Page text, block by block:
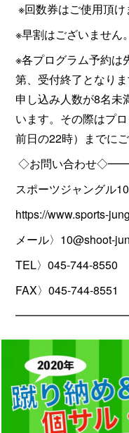
※回数券はご使用頂け
※早割はございません。
※各プログラム予約は
第、受付終了となり
申し込み人数が8名未
います。その際はプ
前日の22時）までにご
◇お問い合わ
スポーツジャングル10
https://www.sports-
メール〉10@shoot-
TEL〉045-744-8550
FAX〉045-744-8551